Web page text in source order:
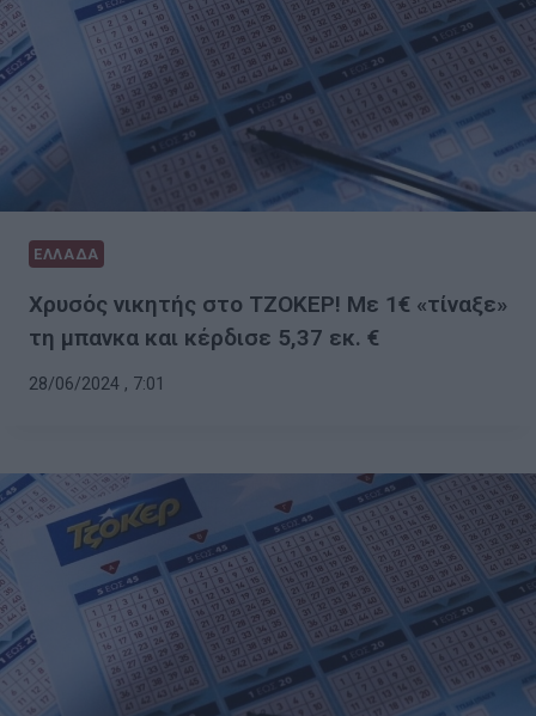
ΕΛΛΑΔΑ
Χρυσός νικητής στο ΤΖΟΚΕΡ! Με 1€ «τίναξε»
τη μπανκα και κέρδισε 5,37 εκ. €
28/06/2024 , 7:01